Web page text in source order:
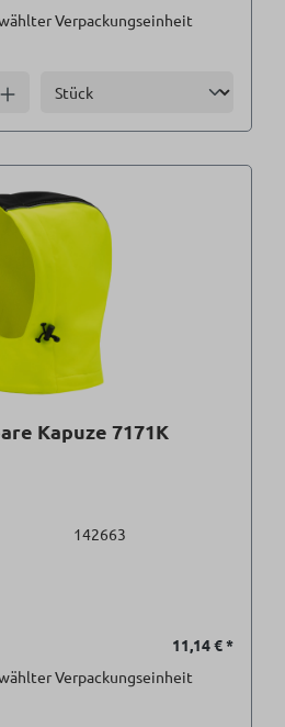
Verpackungseinheit
Anzahl erhöhen
Kapuze 7171K
142663
11,14 €*
Verpackungseinheit